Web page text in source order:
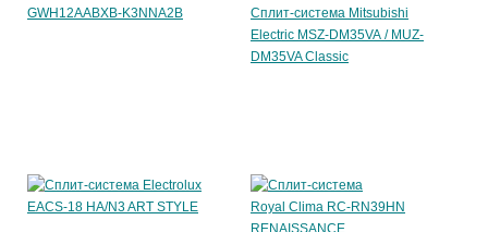
GWH12AABXB-K3NNA2B
Сплит-система Mitsubishi
Electric MSZ-DM35VA / MUZ-
DM35VA Classic